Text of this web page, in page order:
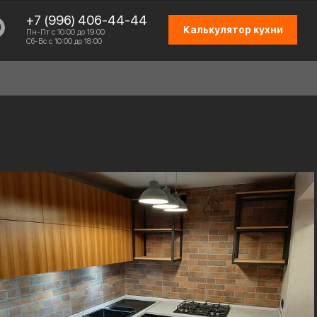
+7 (996) 406-44-44
Пн-Пт с 10:00 до 19:00
Сб-Вс с 10:00 до 18:00
Калькулятор кухни
СХЕМА РАБОТЫ
ОТЗЫВЫ КЛИЕНТОВ
ПРИСОЕДИНИТЬСЯ К КОМАНДЕ
КОНТАКТЫ